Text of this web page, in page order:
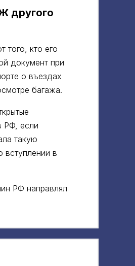
другого
того, кто его
документ при
о въездах
багажа.
РФ, если
такую
вступлении в
РФ направлял